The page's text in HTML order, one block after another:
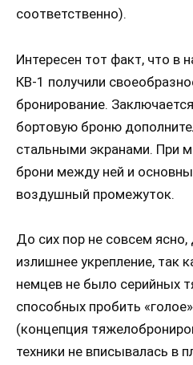
соответственно).
Интересен тот факт, что в
КВ-1 получили
бронирование.
бортовую броню
стальными экранами. При
брони между ней и
воздушный промежуток.
До сих пор не совсем ясно,
излишнее укрепление, так
немцев не было серийных
способных пробить
(концепция
техники не вписывалась в